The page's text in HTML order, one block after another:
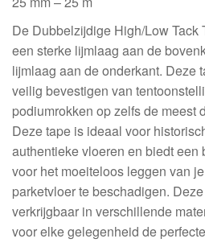
De Dubbelzijdige High/Low Tack
een sterke lijmlaag aan de
lijmlaag aan de onderkant. Deze
veilig bevestigen van
podiumrokken op zelfs de meest
Deze tape is ideaal voor
authentieke vloeren en biedt een
voor het moeiteloos leggen van
parketvloer te beschadigen.
verkrijgbaar in verschillende
voor elke gelegenheid de